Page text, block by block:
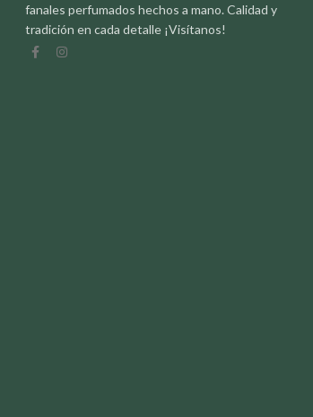
fanales perfumados hechos a mano. Calidad y
tradición en cada detalle ¡Visítanos!